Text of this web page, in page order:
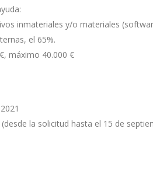
inmateriales y/o materiales
el 65%.
máximo 40.000 €
la solicitud hasta el 15 de